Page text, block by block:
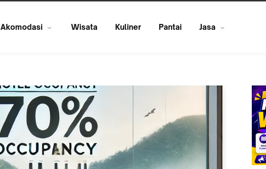
Akomodasi Wisata Kuliner Pantai Jasa